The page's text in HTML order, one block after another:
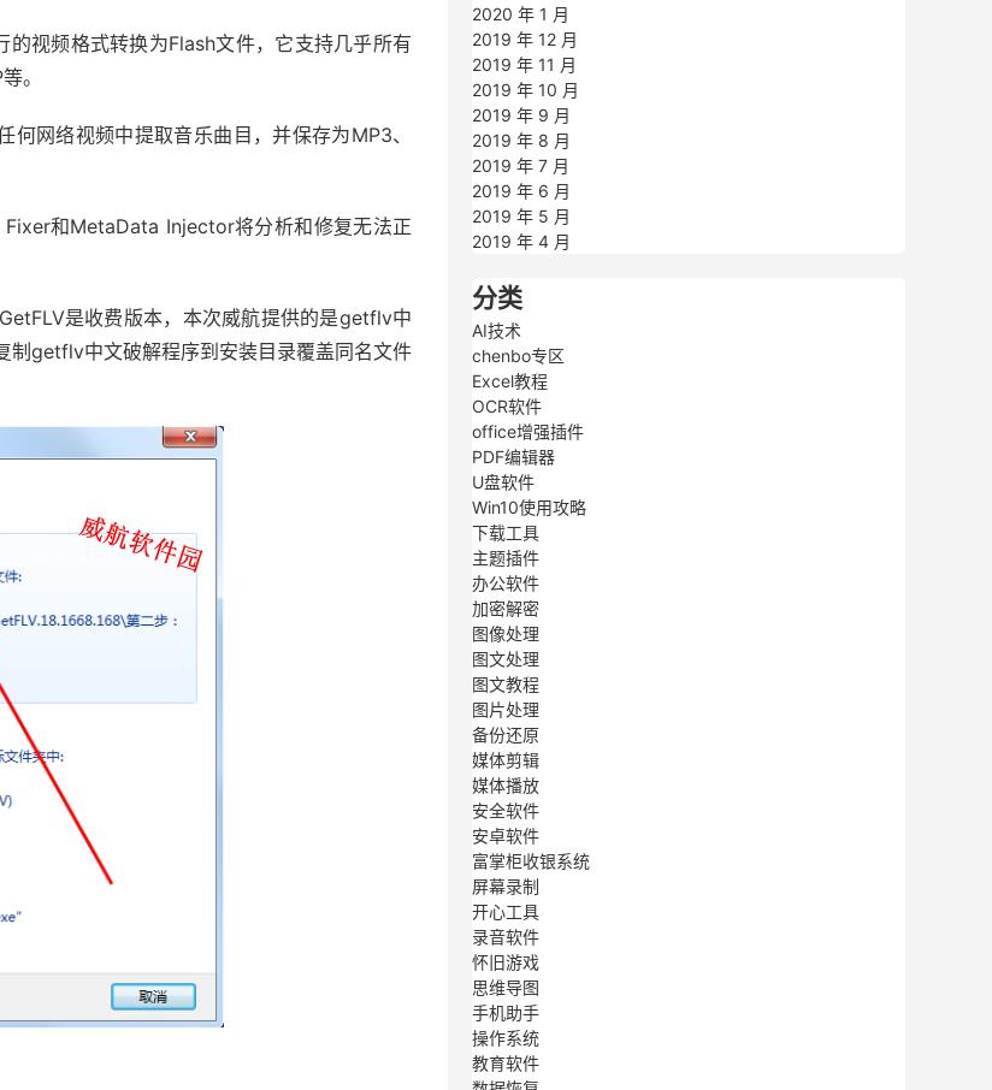
视频格式转换为Flash文件，它支持几乎所有
。
何网络视频中提取音乐曲目，并保存为MP3、
和MetaData Injector将分析和修复无法正
是收费版本，本次威航提供的是getflv中
getflv中文破解程序到安装目录覆盖同名文件
2020 年 1 月
2019 年 12 月
2019 年 11 月
2019 年 10 月
2019 年 9 月
2019 年 8 月
2019 年 7 月
2019 年 6 月
2019 年 5 月
2019 年 4 月
分类
AI技术
chenbo专区
Excel教程
OCR软件
office增强插件
PDF编辑器
U盘软件
Win10使用攻略
下载工具
主题插件
办公软件
加密解密
图像处理
图文处理
图文教程
图片处理
备份还原
媒体剪辑
媒体播放
安全软件
安卓软件
富掌柜收银系统
屏幕录制
开心工具
录音软件
怀旧游戏
思维导图
手机助手
操作系统
教育软件